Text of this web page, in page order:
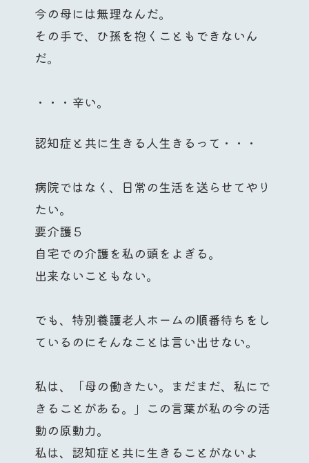
今の母には無理なんだ。
その手で、ひ孫を抱くこともできないん
だ。
・・・辛い。
認知症と共に生きる人生きるって・・・
病院ではなく、日常の生活を送らせてやり
たい。
要介護５
自宅での介護を私の頭をよぎる。
出来ないこともない。
でも、特別養護老人ホームの順番待ちをし
ているのにそんなことは言い出せない。
私は、「母の働きたい。まだまだ、私にで
きることがある。」この言葉が私の今の活
動の原動力。
私は、認知症と共に生きることがないよ